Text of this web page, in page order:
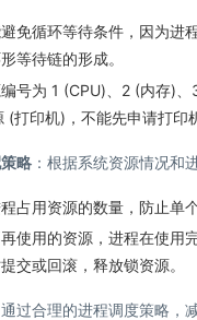
免循环等待条件，因为进
等待链的形成。
号为 1 (CPU)、2 (内存)
(打印机)，不能先申请打印
略 ：根据系统资源情况和
占用资源的数量，防止单
使用的资源，进程在使用
交或回滚，释放锁资源。
过合理的进程调度策略，